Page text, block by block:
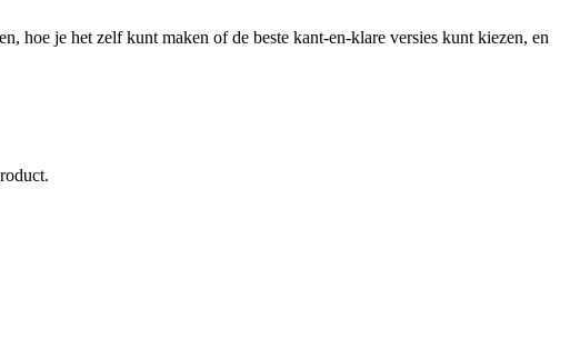
hoe je het zelf kunt maken of de beste kant-en-klare versies kunt kiezen, en